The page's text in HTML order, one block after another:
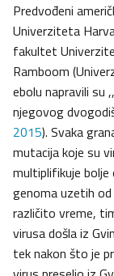
Predvođeni
Univerziteta
fakultet
Ramboom
ebolu napravili su
njegovog
2015). Svaka
mutacija koje su
multiplifikuje bolje
genoma uzetih
različito vreme,
virusa došla iz
tek nakon što je